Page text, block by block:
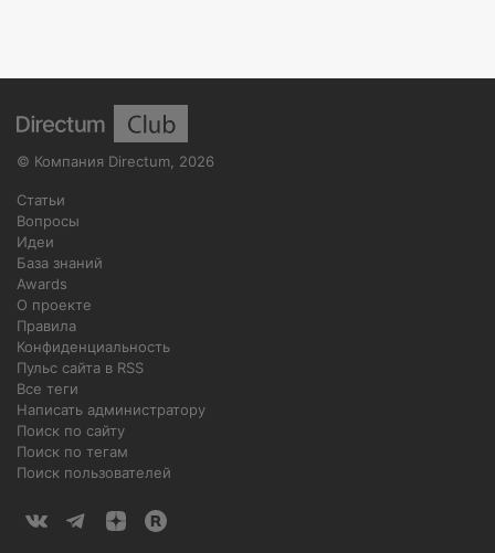
© Компания Directum 2026
Статьи
Вопросы
Идеи
База знаний
Awards
О проекте
Правила
Конфиденциальность
Пульс сайта в RSS
Все теги
Написать администратору
Поиск по сайту
Поиск по тегам
Поиск пользователей